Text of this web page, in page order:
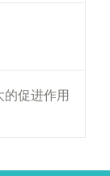
促进作用